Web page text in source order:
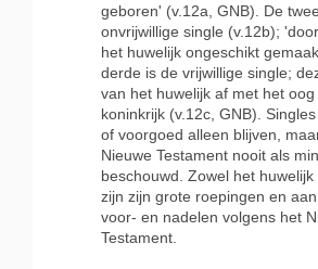
geboren' (v.12a, GNB). De
onvrijwillige single (v.12b);
het huwelijk ongeschikt
derde is de vrijwillige single;
van het huwelijk af met het
koninkrijk (v.12c, GNB).
of voorgoed alleen blijven,
Nieuwe Testament nooit als
beschouwd. Zowel het
zijn zijn grote roepingen en
voor- en nadelen volgens het
Testament.